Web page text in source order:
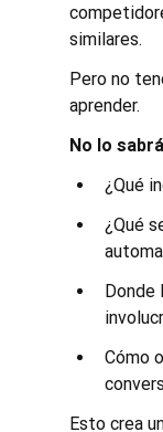
similares.
Pero no
aprender.
No lo
¿Qué
¿Qué
Donde
Cómo
Esto crea